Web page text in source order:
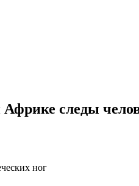
следы
ног